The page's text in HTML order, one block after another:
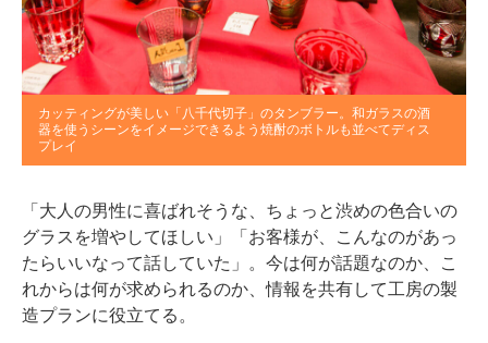
カッティングが美しい「八千代切子」のタンブラー。和ガラスの酒
器を使うシーンをイメージできるよう焼酎のボトルも並べてディス
プレイ
「大人の男性に喜ばれそうな、ちょっと渋めの色合いの
グラスを増やしてほしい」「お客様が、こんなのがあっ
たらいいなって話していた」。今は何が話題なのか、こ
れからは何が求められるのか、情報を共有して工房の製
造プランに役立てる。